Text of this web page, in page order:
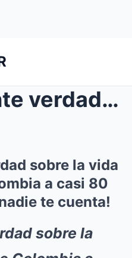
La impactante verdad sobre la vida de Claudia de C...
sobre la vida
a casi 80
te cuenta!
sobre la